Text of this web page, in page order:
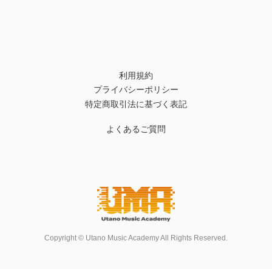
利用規約
プライバシーポリシー
特定商取引法に基づく表記
よくあるご質問
Copyright © Utano Music Academy All Rights Reserved.